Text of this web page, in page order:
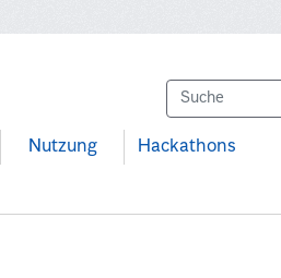
Nutzung Hackathons